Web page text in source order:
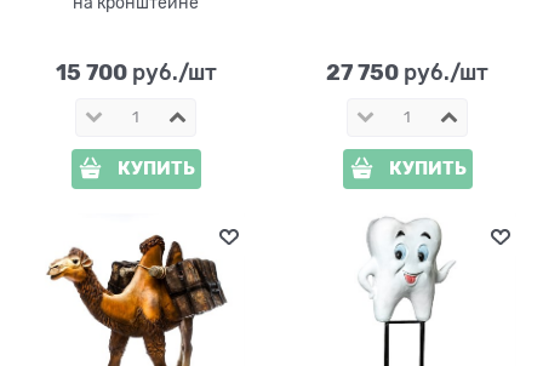
15 700 руб./шт
КУПИТЬ
27 750 руб./шт
КУПИТЬ